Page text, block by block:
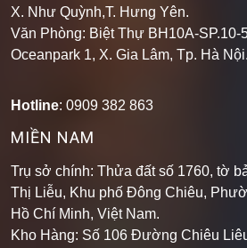
X. Như Quỳnh,T. Hưng Yên.
Văn Phòng: Biệt Thự BH10A-SP.10-
Oceanpark 1, X. Gia Lâm, Tp. Hà Nội.
Hotline: 0909 382 863
MIỀN NAM
Trụ sở chính: Thửa đất số 1760, tờ
Thị Liễu, Khu phố Đông Chiêu,
Hồ Chí Minh, Việt Nam.
Kho Hàng: Số 106 Đường Chiêu